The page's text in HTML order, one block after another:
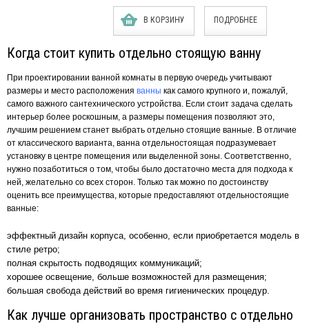
В КОРЗИНУ ПОДРОБНЕЕ
Когда стоит купить отдельно стоящую ванну
При проектировании ванной комнаты в первую очередь учитывают
размеры и место расположения ванны как самого крупного и, пожалуй,
самого важного сантехнического устройства. Если стоит задача сделать
интерьер более роскошным, а размеры помещения позволяют это,
лучшим решением станет выбрать отдельно стоящие ванные. В отличие
от классического варианта, ванна отдельностоящая подразумевает
установку в центре помещения или выделенной зоны. Соответственно,
нужно позаботиться о том, чтобы было достаточно места для подхода к
ней, желательно со всех сторон. Только так можно по достоинству
оценить все преимущества, которые предоставляют отдельностоящие
ванные:
эффектный дизайн корпуса, особенно, если приобретается модель в
стиле ретро;
полная скрытость подводящих коммуникаций;
хорошее освещение, больше возможностей для размещения;
большая свобода действий во время гигиенических процедур.
Как лучше организовать пространство с отдельно